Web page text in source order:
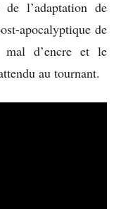
de l’adaptation de
apocalyptique de
d’encre et le
au tournant.